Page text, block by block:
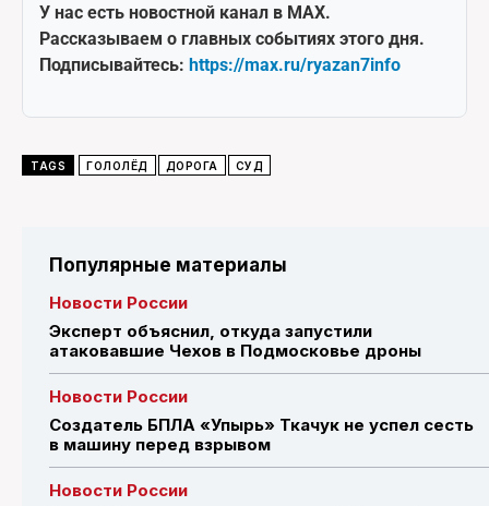
У нас есть новостной канал в MAX.
Рассказываем о главных событиях этого дня.
Подписывайтесь: https://max.ru/ryazan7info
TAGS ГОЛОЛЁД ДОРОГА СУД
Популярные материалы
Новости России
Эксперт объяснил, откуда запустили
атаковавшие Чехов в Подмосковье дроны
Новости России
Создатель БПЛА «Упырь» Ткачук не успел сесть
в машину перед взрывом
Новости России